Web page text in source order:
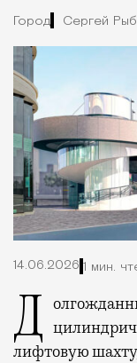
Город Сергей
14.06.2026 1 мин.
Долгожданный сход будет выполнен в
лифтовую